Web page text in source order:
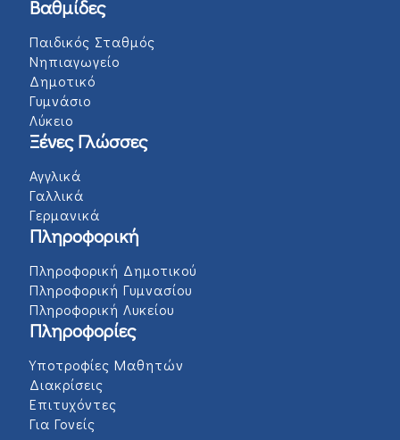
Βαθμίδες
Παιδικός Σταθμός
Νηπιαγωγείο
Δημοτικό
Γυμνάσιο
Λύκειο
Ξένες Γλώσσες
Αγγλικά
Γαλλικά
Γερμανικά
Πληροφορική
Πληροφορική Δημοτικού
Πληροφορική Γυμνασίου
Πληροφορική Λυκείου
Πληροφορίες
Υποτροφίες Μαθητών
Διακρίσεις
Επιτυχόντες
Για Γονείς